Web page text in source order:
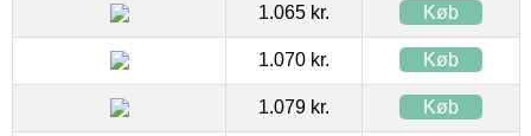
1.065 kr. Køb
1.070 kr. Køb
1.079 kr. Køb